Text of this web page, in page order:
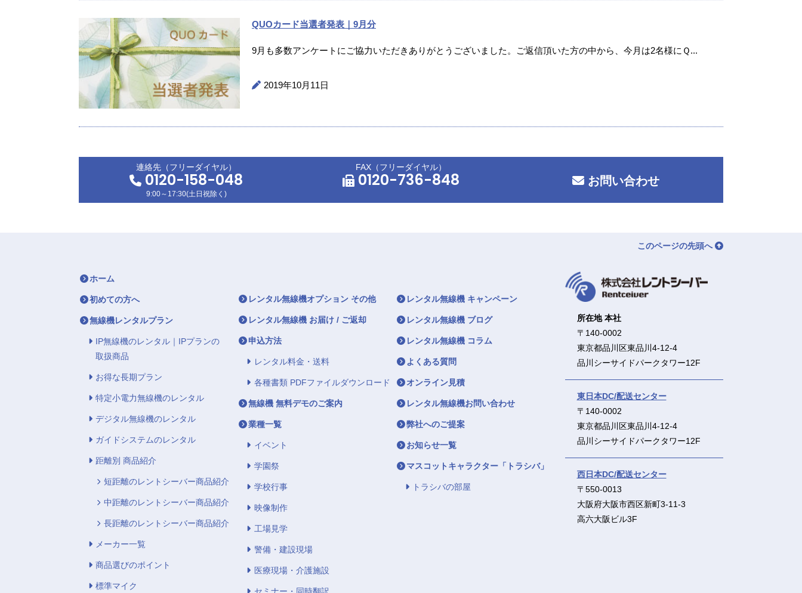
QUOカード当選者発表｜9月分
9月も多数アンケートにご協力いただきありがとうございました。ご返信頂いた方の中から、今月は2名様にＱ...
2019年10月11日
連絡先（フリーダイヤル）
0120-158-048
9:00～17:30(土日祝除く)
FAX（フリーダイヤル）
0120-736-848 お問い合わせ
このページの先頭へ
ホーム
初めての方へ
無線機レンタルプラン
IP無線機のレンタル｜IPプランの
取扱商品
お得な長期プラン
特定小電力無線機のレンタル
デジタル無線機のレンタル
ガイドシステムのレンタル
距離別 商品紹介
短距離のレントシーバー商品紹介
中距離のレントシーバー商品紹介
長距離のレントシーバー商品紹介
メーカー一覧
商品選びのポイント
標準マイク
レンタル無線機オプション その他
レンタル無線機 お届け / ご返却
申込方法
レンタル料金・送料
各種書類 PDFファイルダウンロード
無線機 無料デモのご案内
業種一覧
イベント
学園祭
学校行事
映像制作
工場見学
警備・建設現場
医療現場・介護施設
セミナー・同時翻訳
レンタル無線機 キャンペーン
レンタル無線機 ブログ
レンタル無線機 コラム
よくある質問
オンライン見積
レンタル無線機お問い合わせ
弊社へのご提案
お知らせ一覧
マスコットキャラクター「トラシバ」
トラシバの部屋
所在地 本社
〒140-0002
東京都品川区東品川4-12-4
品川シーサイドパークタワー12F
東日本DC/配送センター
〒140-0002
東京都品川区東品川4-12-4
品川シーサイドパークタワー12F
西日本DC/配送センター
〒550-0013
大阪府大阪市西区新町3-11-3
高六大阪ビル3F